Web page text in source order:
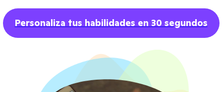
Personaliza tus habilidades en 30 segundos